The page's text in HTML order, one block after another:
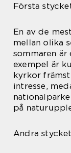
Första
En av de
mellan olika
sommaren
exempel är
kyrkor
intresse,
på
Andra